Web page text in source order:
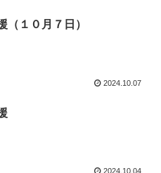
（１０月７日）
2024.10.07
2024.10.04